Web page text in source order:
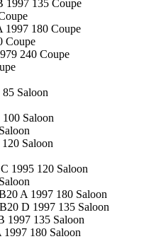
1997 135 Coupe
180 Coupe
Coupe
240 Coupe
Saloon
Saloon
Saloon
1995 120 Saloon
A 1997 180 Saloon
D 1997 135 Saloon
1997 135 Saloon
180 Saloon